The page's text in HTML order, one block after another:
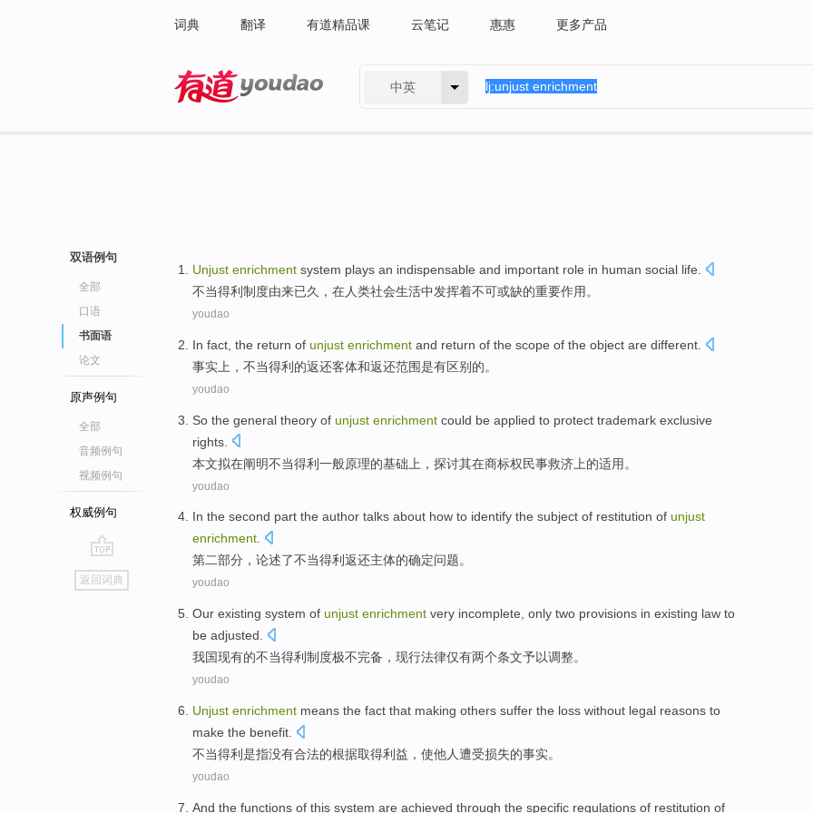
词典 翻译 有道精品课 云笔记 惠惠 更多产品
中英
双语例句
全部
口语
书面语
论文
原声例句
全部
音频例句
视频例句
权威例句
go
top
返回词典
Unjust enrichment system plays an indispensable and important role in human social life
不当得利 制度由来已久， 在人类社会生活中发挥着不可或缺的重要作用 。
youdao
In fact , the return of unjust enrichment and return of the scope of the object are different
事实上 ， 不当得利 的返还客体和返还范围是有区别的。
youdao
So the general theory of unjust enrichment could be applied to protect trademark exclusive
rights
本文拟在阐明不当得利一般原理的基础上，探讨其在商标权民事救济上的适用。
youdao
In the second part the author talks about how to identify the subject of restitution of unjust
enrichment.
第二部分 ， 论述了不当得利返还主体的确定问题。
youdao
Our existing system of unjust enrichment very incomplete only two provisions in existing law to
be adjusted
我国现有的不当得利 制度极不完备 ， 现行法律仅有两个条文予以调整。
youdao
Unjust enrichment means the fact that making others suffer the loss without legal reasons to
make the benefit
不当得利 是指没有合法的根据取得利益， 使他人遭受损失的事实。
youdao
And the functions of this system are achieved through the specific regulations of restitution of